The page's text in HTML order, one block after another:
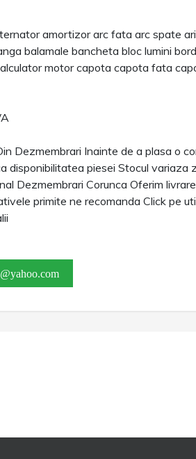
amortizor arc fata arc spate
balamale bancheta bloc lumini
motor capota capota fata
Dezmembrari Inainte de a plasa o
disponibilitatea piesei Stocul variaza
Dezmembrari Corunca Oferim
primite ne recomanda Click pe